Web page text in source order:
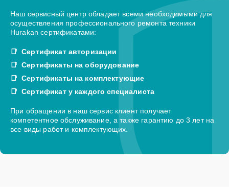
Наш сервисный центр обладает всеми необходимыми для
осуществления профессионального ремонта техники
Hurakan сертификатами:
Сертификат авторизации
Сертификаты на оборудование
Сертификаты на комплектующие
Сертификат у каждого специалиста
При обращении в наш сервис клиент получает
компетентное обслуживание, а также гарантию до 3 лет на
все виды работ и комплектующих.